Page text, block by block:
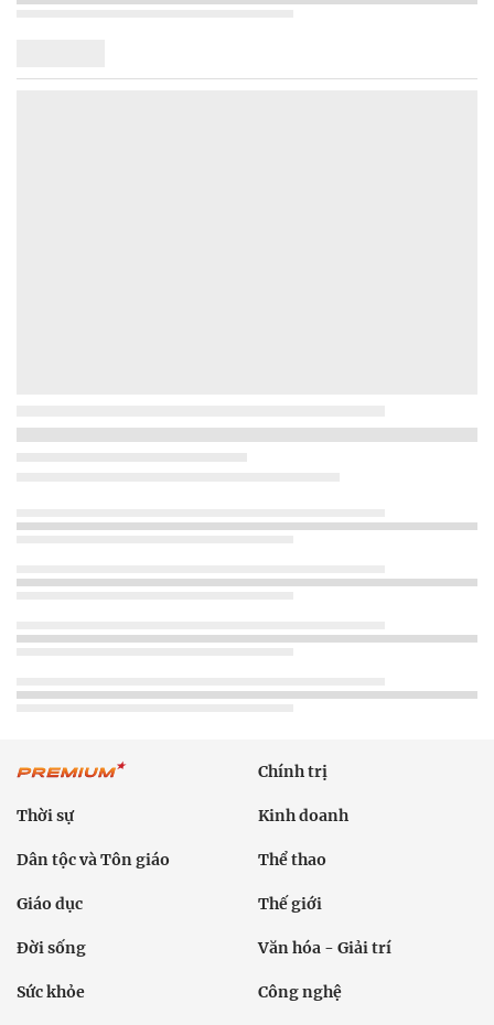
Chính trị
Thời sự Kinh doanh
Dân tộc và Tôn giáo Thể thao
Giáo dục Thế giới
Đời sống Văn hóa - Giải trí
Sức khỏe Công nghệ